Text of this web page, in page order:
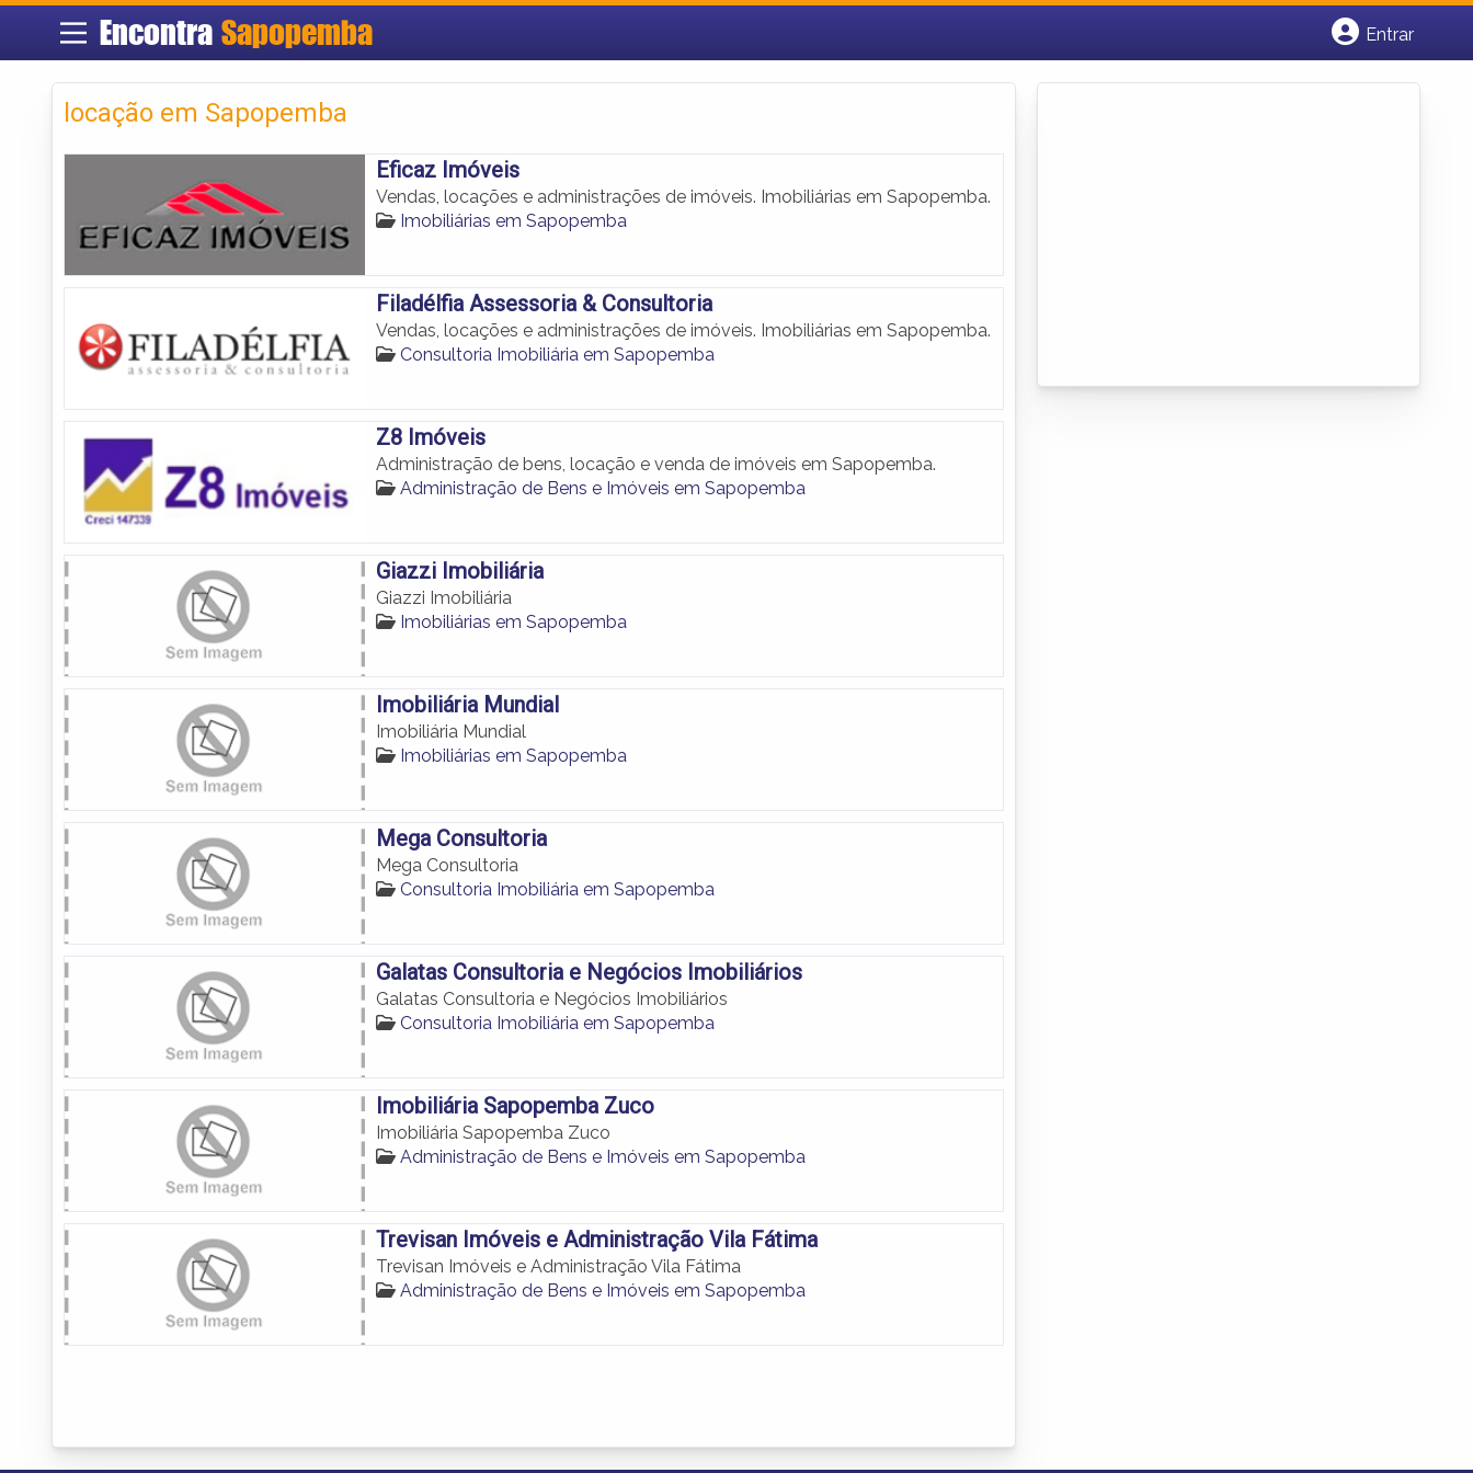
Encontra Sapopemba
Entrar
locação em Sapopemba
Eficaz Imóveis
Vendas, locações e administrações de imóveis. Imobiliárias em Sapopemba.
Imobiliárias em Sapopemba
Filadélfia Assessoria & Consultoria
Vendas, locações e administrações de imóveis. Imobiliárias em Sapopemba.
Consultoria Imobiliária em Sapopemba
Z8 Imóveis
Administração de bens, locação e venda de imóveis em Sapopemba.
Administração de Bens e Imóveis em Sapopemba
Giazzi Imobiliária
Giazzi Imobiliária
Imobiliárias em Sapopemba
Imobiliária Mundial
Imobiliária Mundial
Imobiliárias em Sapopemba
Mega Consultoria
Mega Consultoria
Consultoria Imobiliária em Sapopemba
Galatas Consultoria e Negócios Imobiliários
Galatas Consultoria e Negócios Imobiliários
Consultoria Imobiliária em Sapopemba
Imobiliária Sapopemba Zuco
Imobiliária Sapopemba Zuco
Administração de Bens e Imóveis em Sapopemba
Trevisan Imóveis e Administração Vila Fátima
Trevisan Imóveis e Administração Vila Fátima
Administração de Bens e Imóveis em Sapopemba